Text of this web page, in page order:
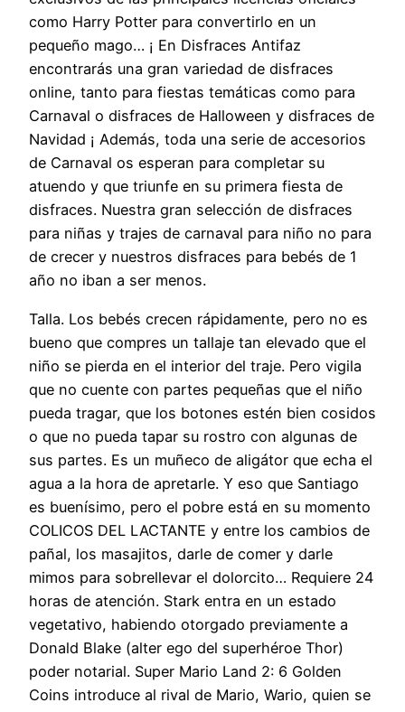
como Harry Potter para convertirlo en un
pequeño mago… ¡ En Disfraces Antifaz
encontrarás una gran variedad de disfraces
online, tanto para fiestas temáticas como para
Carnaval o disfraces de Halloween y disfraces de
Navidad ¡ Además, toda una serie de accesorios
de Carnaval os esperan para completar su
atuendo y que triunfe en su primera fiesta de
disfraces. Nuestra gran selección de disfraces
para niñas y trajes de carnaval para niño no para
de crecer y nuestros disfraces para bebés de 1
año no iban a ser menos.
Talla. Los bebés crecen rápidamente, pero no es
bueno que compres un tallaje tan elevado que el
niño se pierda en el interior del traje. Pero vigila
que no cuente con partes pequeñas que el niño
pueda tragar, que los botones estén bien cosidos
o que no pueda tapar su rostro con algunas de
sus partes. Es un muñeco de aligátor que echa el
agua a la hora de apretarle. Y eso que Santiago
es buenísimo, pero el pobre está en su momento
COLICOS DEL LACTANTE y entre los cambios de
pañal, los masajitos, darle de comer y darle
mimos para sobrellevar el dolorcito… Requiere 24
horas de atención. Stark entra en un estado
vegetativo, habiendo otorgado previamente a
Donald Blake (alter ego del superhéroe Thor)
poder notarial. Super Mario Land 2: 6 Golden
Coins introduce al rival de Mario, Wario, quien se